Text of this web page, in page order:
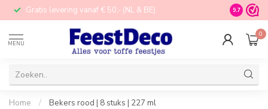
Gratis levering vanaf € 50,- (NL & BE) STORE in
9.7
MENU
0
Home / Bekers rood | 8 stuks | 227 ml